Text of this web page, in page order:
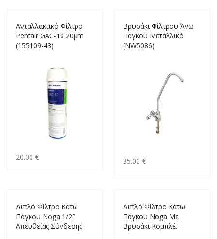
Ανταλλακτικό Φίλτρο
Pentair GAC-10 20μm
(155109-43)
20.00 €
Βρυσάκι Φίλτρου Άνω
Πάγκου Μεταλλικό
(NW5086)
35.00 €
Διπλό Φίλτρο Κάτω
Πάγκου Noga 1/2″
Απευθείας Σύνδεσης
Διπλό Φίλτρο Κάτω
Πάγκου Noga Με
Βρυσάκι Κομπλέ.